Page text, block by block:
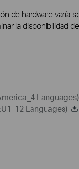
de hardware varía
la disponibilidad
Languages)
Languages)